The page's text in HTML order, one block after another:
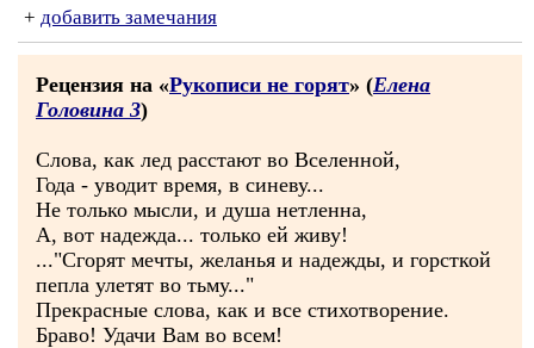
+ добавить замечания
Рецензия на «Рукописи не горят» (Елена
Головина 3)
Слова, как лед расстают во Вселенной,
Года - уводит время, в синеву...
Не только мысли, и душа нетленна,
А, вот надежда... только ей живу!
..."Сгорят мечты, желанья и надежды, и горсткой
пепла улетят во тьму..."
Прекрасные слова, как и все стихотворение.
Браво! Удачи Вам во всем!